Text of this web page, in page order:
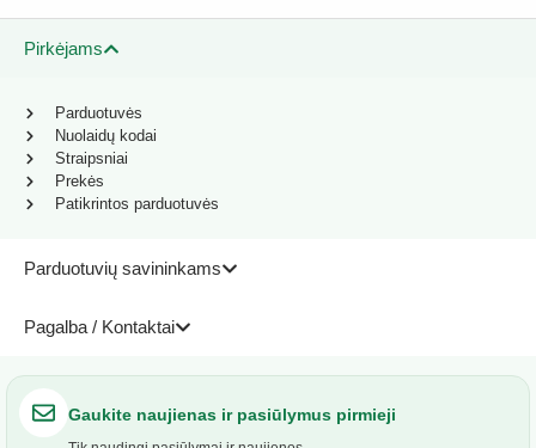
Pirkėjams
Parduotuvių savininkams
Pagalba / Kontaktai
Parduotuvės
Nuolaidų kodai
Straipsniai
Prekės
Patikrintos parduotuvės
Gaukite naujienas ir pasiūlymus pirmieji